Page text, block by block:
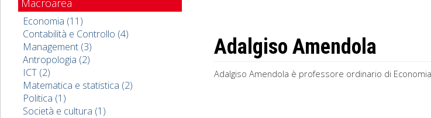
Adalgiso Amendola
Adalgiso Amendola è professore ordinario di
Macroarea
Economia (11)
Contabilità e Controllo (4)
Management (3)
Antropologia (2)
ICT (2)
Matematica e statistica (2)
Politica (1)
Società e cultura (1)